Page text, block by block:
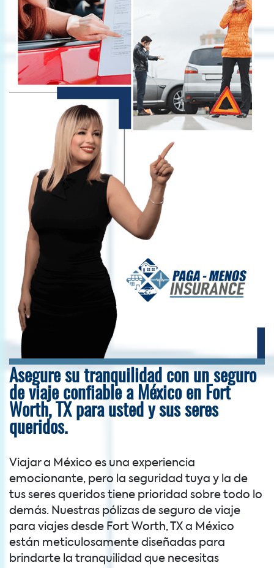
Asegure su tranquilidad con un seguro
de viaje confiable a México en Fort
Worth, TX para usted y sus seres
queridos.
Viajar a México es una experiencia
emocionante, pero la seguridad tuya y la de
tus seres queridos tiene prioridad sobre todo lo
demás. Nuestras pólizas de seguro de viaje
para viajes desde Fort Worth, TX a México
están meticulosamente diseñadas para
brindarte la tranquilidad que necesitas